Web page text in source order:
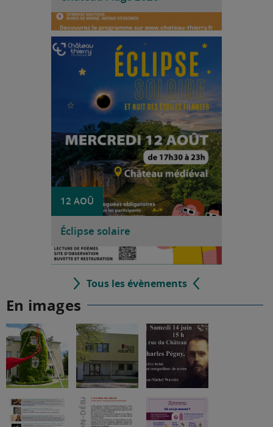
voir
12 AOÛ
Éclipse solaire
Le mercredi 12 août 2026, la Ville de
Château-Thierry vous invite à vivre un
événement astronomique exceptionnel au
château médiéval. À cette occasion, près
de 90 % du Soleil sera occulté par la Lune,
offrant un spectacle rare et fascinant. Une
soirée entièrement gratuite vous attend
au château médiéval, entre observation
du phénomène, animations culturelles,
musique et découverte du ciel étoilé.
Le site ouvrira ses portes à 17 h 30.
voir
Tous les évènements
En images